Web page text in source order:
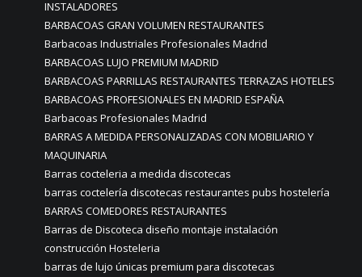
INSTALADORES
BARBACOAS GRAN VOLUMEN RESTAURANTES
Barbacoas Industriales Profesionales Madrid
BARBACOAS LUJO PREMIUM MADRID
BARBACOAS PARRILLAS RESTAURANTES TERRAZAS HOTELES
BARBACOAS PROFESIONALES EN MADRID ESPAÑA
Barbacoas Profesionales Madrid
BARRAS A MEDIDA PERSONALIZADAS CON MOBILIARIO Y
MAQUINARIA
Barras cocteleria a medida discotecas
barras coctelería discotecas restaurantes pubs hostelería
BARRAS COMEDORES RESTAURANTES
Barras de Discoteca diseño montaje instalación
construcción Hosteleria
barras de lujo únicas premium para discotecas